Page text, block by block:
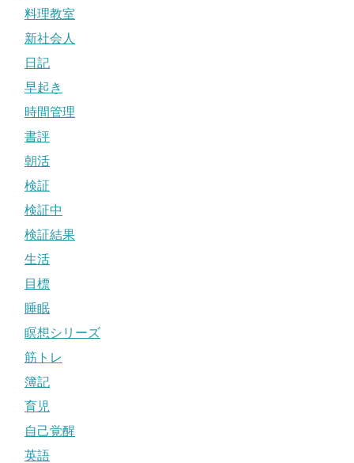
料理教室
新社会人
日記
早起き
時間管理
書評
朝活
検証
検証中
検証結果
生活
目標
睡眠
瞑想シリーズ
筋トレ
簿記
育児
自己覚醒
英語